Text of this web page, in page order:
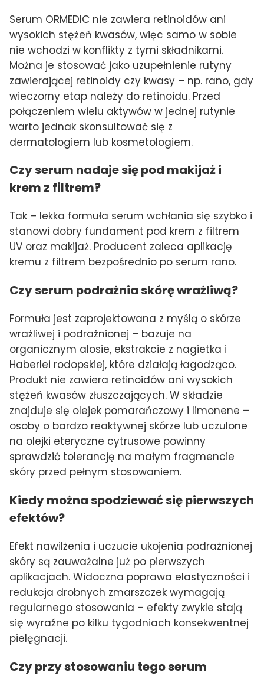
Serum ORMEDIC nie zawiera retinoidów ani
wysokich stężeń kwasów, więc samo w sobie
nie wchodzi w konflikty z tymi składnikami.
Można je stosować jako uzupełnienie rutyny
zawierającej retinoidy czy kwasy – np. rano, gdy
wieczorny etap należy do retinoidu. Przed
połączeniem wielu aktywów w jednej rutynie
warto jednak skonsultować się z
dermatologiem lub kosmetologiem.
Czy serum nadaje się pod makijaż i
krem z filtrem?
Tak – lekka formuła serum wchłania się szybko i
stanowi dobry fundament pod krem z filtrem
UV oraz makijaż. Producent zaleca aplikację
kremu z filtrem bezpośrednio po serum rano.
Czy serum podrażnia skórę wrażliwą?
Formuła jest zaprojektowana z myślą o skórze
wrażliwej i podrażnionej – bazuje na
organicznym alosie, ekstrakcie z nagietka i
Haberlei rodopskiej, które działają łagodząco.
Produkt nie zawiera retinoidów ani wysokich
stężeń kwasów złuszczających. W składzie
znajduje się olejek pomarańczowy i limonene –
osoby o bardzo reaktywnej skórze lub uczulone
na olejki eteryczne cytrusowe powinny
sprawdzić tolerancję na małym fragmencie
skóry przed pełnym stosowaniem.
Kiedy można spodziewać się pierwszych
efektów?
Efekt nawilżenia i uczucie ukojenia podrażnionej
skóry są zauważalne już po pierwszych
aplikacjach. Widoczna poprawa elastyczności i
redukcja drobnych zmarszczek wymagają
regularnego stosowania – efekty zwykle stają
się wyraźne po kilku tygodniach konsekwentnej
pielęgnacji.
Czy przy stosowaniu tego serum